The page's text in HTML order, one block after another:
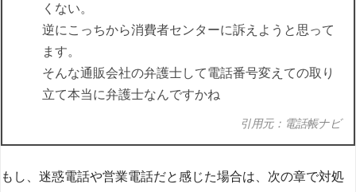
くない。
逆にこっちから消費者センターに訴えようと思って
ます。
そんな通販会社の弁護士して電話番号変えての取り
立て本当に弁護士なんですかね
引用元：電話帳ナビ
もし、迷惑電話や営業電話だと感じた場合は、次の章で対処